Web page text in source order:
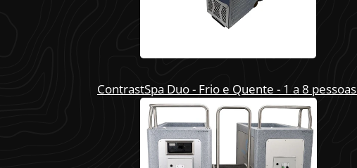
ContrastSpa Duo - Frio e Quente - 1 a 8 pessoas